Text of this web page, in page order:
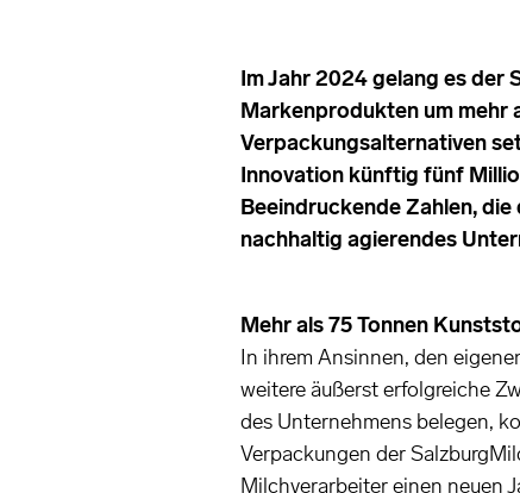
Im Jahr 2024 gelang es
Markenprodukten um mehr
Verpackungsalternativen
Innovation künftig fünf
Beeindruckende Zahlen,
nachhaltig agierendes
Mehr als 75 Tonnen
In ihrem Ansinnen, den
weitere äußerst erfolgreiche
des Unternehmens belegen,
Verpackungen der
Milchverarbeiter einen neuen